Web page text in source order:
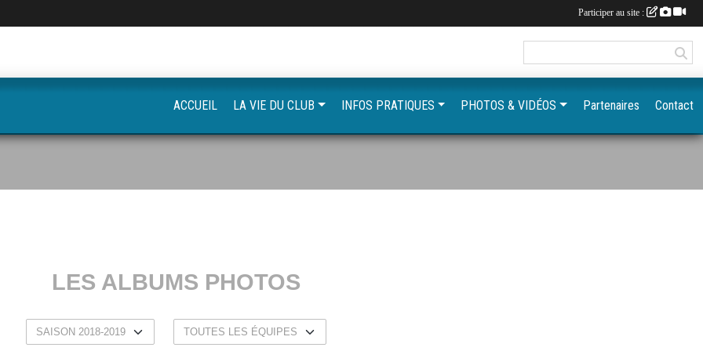
LES ALBUMS PHOTOS
ACCUEIL LA VIE DU CLUB INFOS PRATIQUES PHOTOS & VIDÉOS Partenaires Contact
Participer au site :